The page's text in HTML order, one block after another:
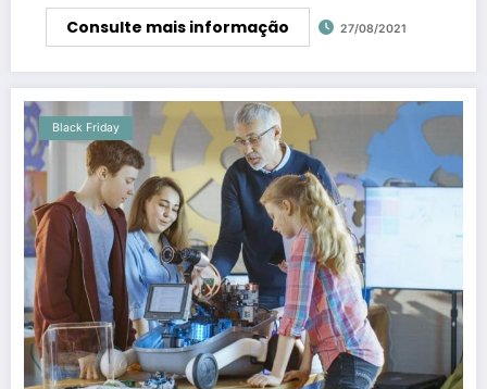
Consulte mais informação 27/08/2021
Black Friday